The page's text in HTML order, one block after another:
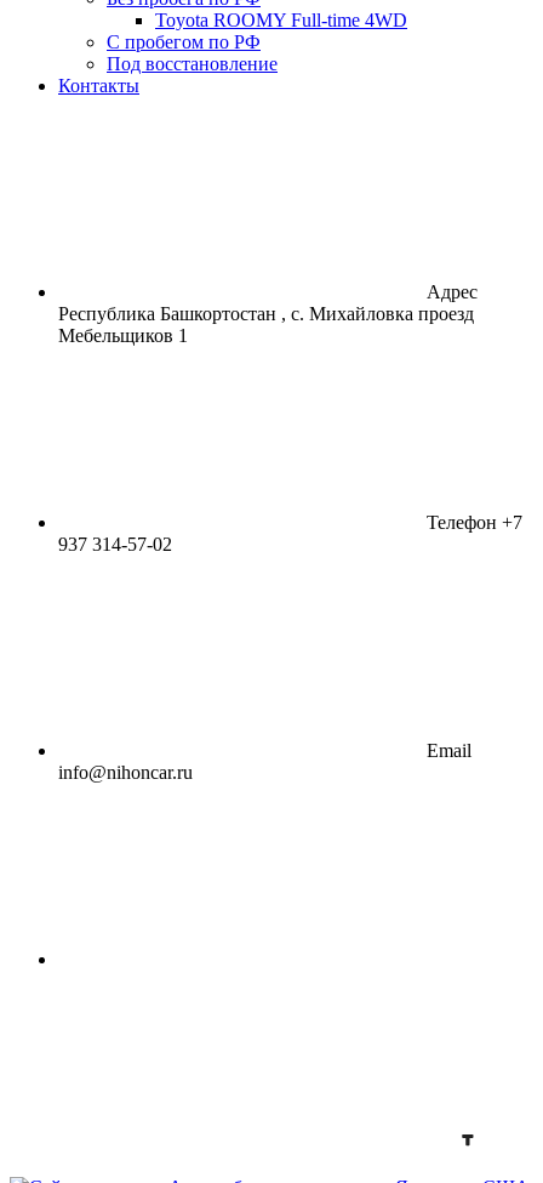
Toyota ROOMY Full-time 4WD
С пробегом по РФ
Под восстановление
Контакты
Адрес
Республика Башкортостан , с. Михайловка проезд
Мебельщиков 1
Телефон +7
937 314-57-02
Email
info@nihoncar.ru